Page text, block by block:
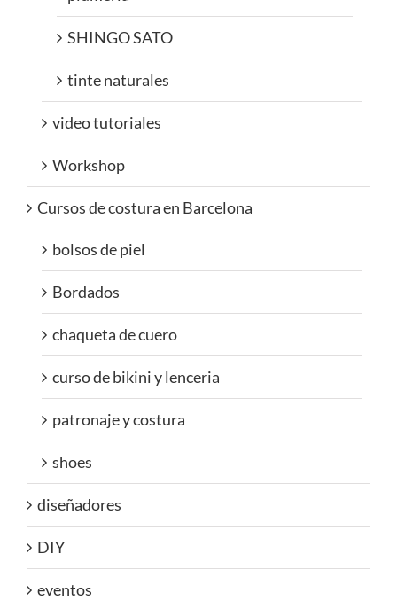
SHINGO SATO
tinte naturales
video tutoriales
Workshop
Cursos de costura en Barcelona
bolsos de piel
Bordados
chaqueta de cuero
curso de bikini y lenceria
patronaje y costura
shoes
diseñadores
DIY
eventos